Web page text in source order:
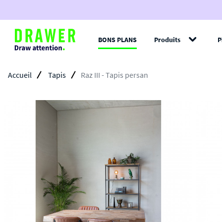
BONS PLANS Produits
Accueil Tapis Raz III - Tapis persan